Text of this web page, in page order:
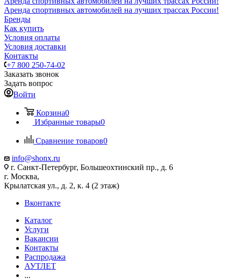
Аренда спортивных автомобилей на лучших трассах России!
Бренды
Как купить
Условия оплаты
Условия доставки
Контакты
+7 800 250-74-02
Заказать звонок
Задать вопрос
Войти
Корзина0
Избранные товары0
Сравнение товаров0
info@shonx.ru
г. Санкт-Петербург, Большеохтинский пр., д. 6
г. Москва,
Крылатская ул., д. 2, к. 4 (2 этаж)
Вконтакте
Каталог
Услуги
Вакансии
Контакты
Распродажа
АУТЛЕТ
...